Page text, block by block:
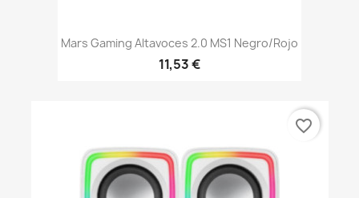
Mars Gaming Altavoces 2.0 MS1 Negro/rojo
11,53 €
favorite_border